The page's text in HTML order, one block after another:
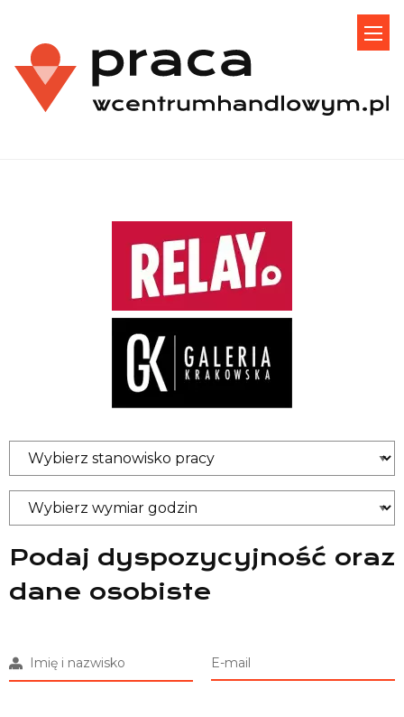
Podaj dyspozycyjność oraz
dane osobiste
Imię i nazwisko E-mail